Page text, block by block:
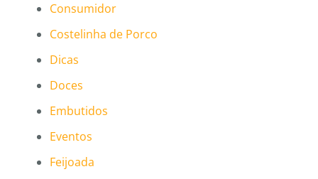
Consumidor
Costelinha de Porco
Dicas
Doces
Embutidos
Eventos
Feijoada